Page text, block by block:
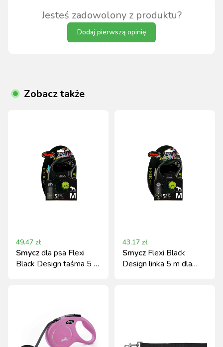
Jesteś zadowolony z produktu?
Dodaj pierwszą opinię
Zobacz także
49.47 zł
Smyczdla psa Flexi
Black Design taśma 5 m
43.17 zł
Smycz Flexi Black
Design linka 5 m dla